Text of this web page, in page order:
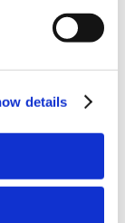
details
y descubre
Historias De
que nuestra